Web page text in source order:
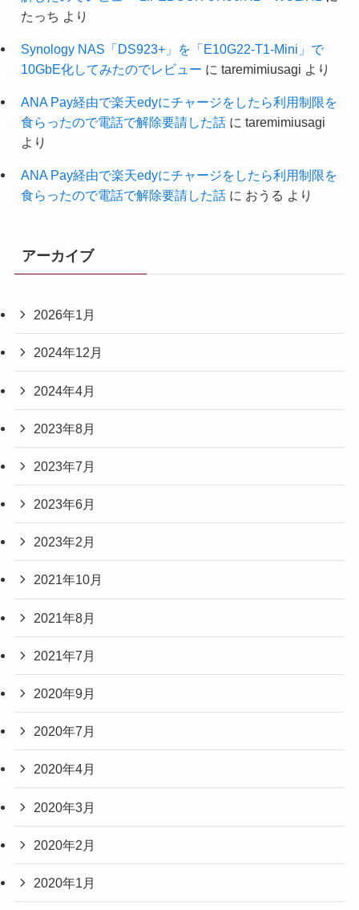
たっち より
Synology NAS「DS923+」を「E10G22-T1-Mini」で
10GbE化してみたのでレビュー に taremimiusagi より
ANA Pay経由で楽天edyにチャージをしたら利用制限を
食らったので電話で解除要請した話に taremimiusagi
より
ANA Pay経由で楽天edyにチャージをしたら利用制限を
食らったので電話で解除要請した話に おうる より
アーカイブ
2026年1月
2024年12月
2024年4月
2023年8月
2023年7月
2023年6月
2023年2月
2021年10月
2021年8月
2021年7月
2020年9月
2020年7月
2020年4月
2020年3月
2020年2月
2020年1月